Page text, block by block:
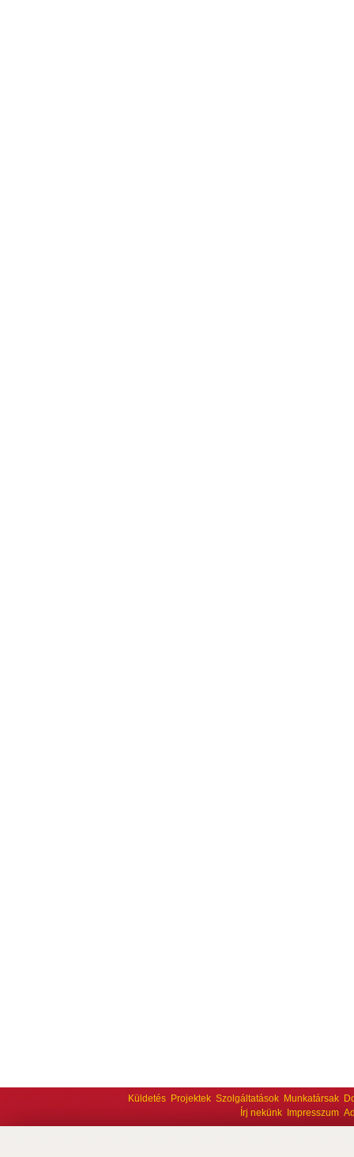
Küldetés Projektek Szolgáltatások Munkatársak
Írj nekünk
Impresszum